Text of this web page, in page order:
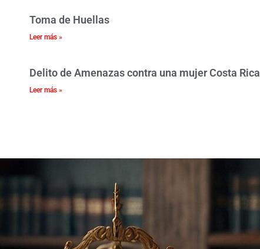
Toma de Huellas
Leer más »
Delito de Amenazas contra una mujer Costa Rica
Leer más »